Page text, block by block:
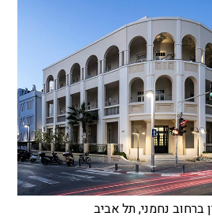
ברחוב נחמני, תל אביב